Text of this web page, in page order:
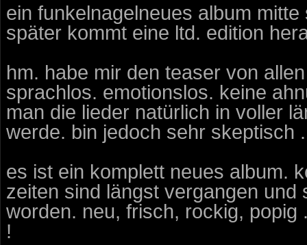
ein funkelnagelneues album
später kommt eine ltd. edition
hm. habe mir den teaser von
sprachlos. emotionslos. keine
man die lieder natürlich in voller
werde. bin jedoch sehr skeptisch
es ist ein komplett neues album.
zeiten sind längst vergangen
worden. neu, frisch, rockig,
!